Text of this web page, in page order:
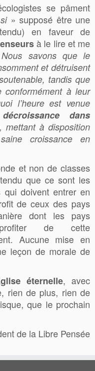
se pâment
» supposé être une
en faveur de
à le lire et me
Nous savons que le
et détruisent
tandis que
conformément à leur
l’heure est venue
dans
mettant à disposition
croissance en
et non de classes
que ce sont les
qui doivent entrer en
de ceux des pays
dont les pays
profiter de cette
Aucune mise en
leçon de morale de
éternelle, avec
rien de plus, rien de
que le prochain
de la Libre Pensée